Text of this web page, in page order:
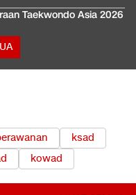
Taekwondo Asia 2026
ksad
kowad